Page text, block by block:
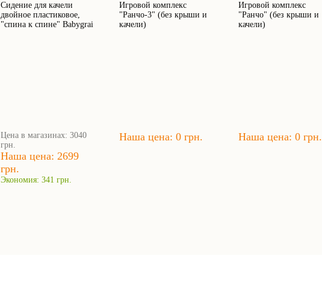
Сидение для качели
двойное пластиковое,
"спина к спине" Babygrai
Цена в магазинах: 3040
грн.
Наша цена: 2699
грн.
Экономия: 341 грн.
Игровой комплекс
"Ранчо-3" (без крыши и
качели)
Наша цена: 0 грн.
Игровой комплекс
"Ранчо" (без крыши и
качели)
Наша цена: 0 грн.